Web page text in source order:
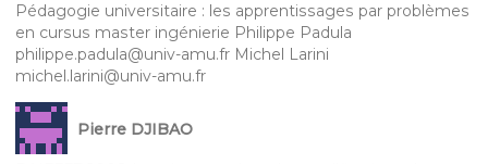
Pédagogie universitaire : les apprentissages par problèmes
en cursus master ingénierie Philippe Padula
philippe.padula@univ-amu.fr Michel Larini
michel.larini@univ-amu.fr
Pierre DJIBAO